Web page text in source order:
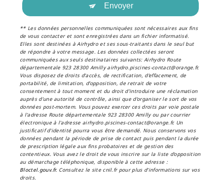
Envoyer
** Les données personnelles communiquées sont nécessaires aux fins
de vous contacter et sont enregistrées dans un fichier informatisé.
Elles sont destinées à Airhydro et ses sous-traitants dans le seul but
de répondre à votre message. Les données collectées seront
communiquées aux seuls destinataires suivants: Airhydro Route
départementale 923 28300 Amilly airhydro.piscines-contact@orange.fr.
Vous disposez de droits d’accès, de rectification, d’effacement, de
portabilité, de limitation, d’opposition, de retrait de votre
consentement à tout moment et du droit d’introduire une réclamation
auprès d’une autorité de contrôle, ainsi que d’organiser le sort de vos
données post-mortem. Vous pouvez exercer ces droits par voie postale
à l'adresse Route départementale 923 28300 Amilly ou par courrier
électronique à l'adresse airhydro.piscines-contact@orange.fr. Un
justificatif d'identité pourra vous être demandé. Nous conservons vos
données pendant la période de prise de contact puis pendant la durée
de prescription légale aux fins probatoires et de gestion des
contentieux. Vous avez le droit de vous inscrire sur la liste d'opposition
au démarchage téléphonique, disponible à cette adresse :
Bloctel.gouv.fr. Consultez le site cnil.fr pour plus d’informations sur vos
droits.